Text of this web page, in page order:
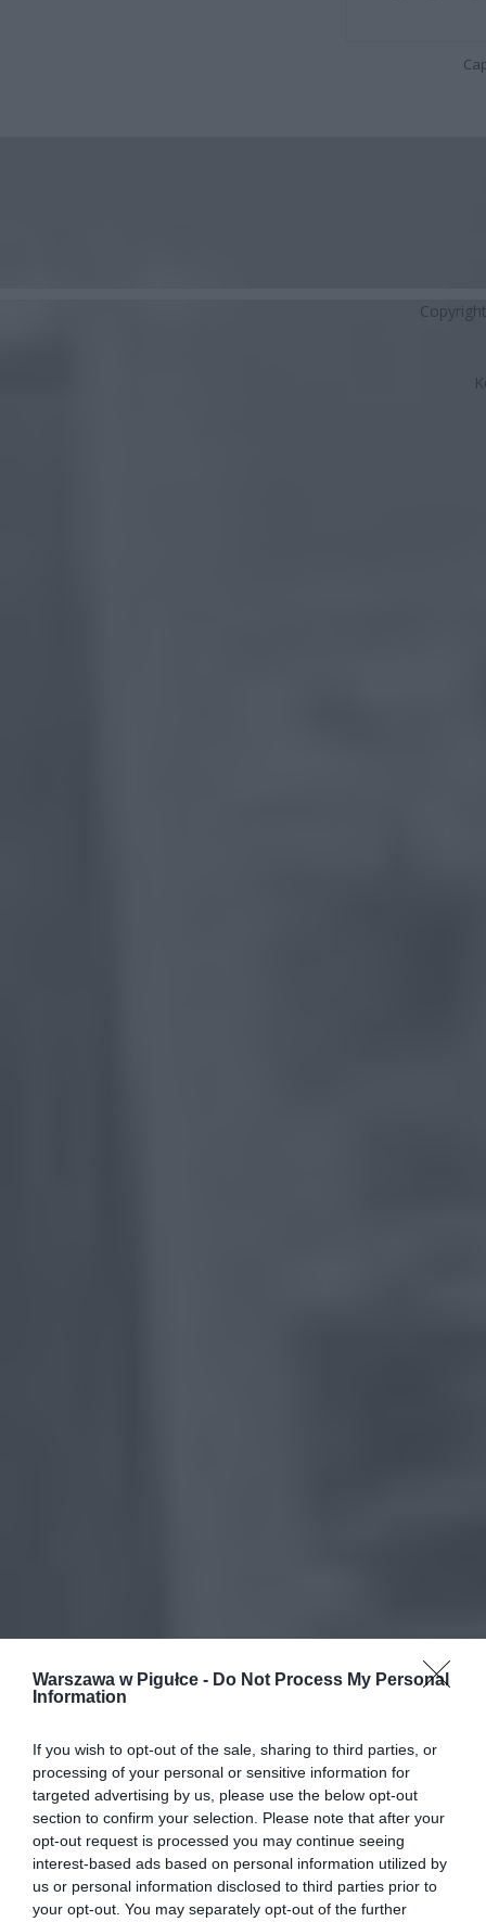
Warszawa w Pigułce - Do Not Process My Personal
Information
If you wish to opt-out of the sale, sharing to third parties, or
processing of your personal or sensitive information for
targeted advertising by us, please use the below opt-out
section to confirm your selection. Please note that after your
opt-out request is processed you may continue seeing
interest-based ads based on personal information utilized by
us or personal information disclosed to third parties prior to
your opt-out. You may separately opt-out of the further